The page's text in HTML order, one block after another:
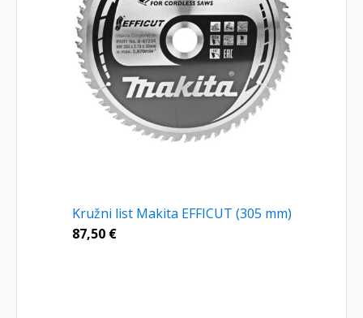
Kružni list Makita EFFICUT (305 mm)
87,50 €